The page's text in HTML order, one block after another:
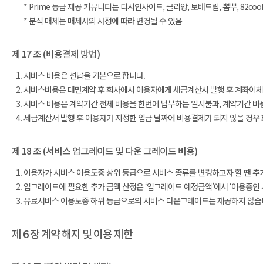
* Prime 등급 제공 커뮤니티는 디시인사이드, 클리앙, 보배드림, 뽐뿌,
* 분석 매체는 매체사의 사정에 따라 변경될 수 있음
제 17 조 (비용결제 방법)
서비스 비용은 선납을 기본으로 합니다.
서비스비용은 대면계약 후 회사에서 이용자에게 세금계산서 발행 후 계좌이
서비스 비용은 계약기간 전체 비용을 한번에 납부하는 일시불과, 계약기간
세금계산서 발행 후 이용자가 지정한 입금 날짜에 비용결제가 되지 않을 경
제 18 조 (서비스 업그레이드 및 다운 그레이드 비용)
이용자가 서비스 이용도중 상위 등급으로 서비스 종류를 변경하고자 할 땐
업그레이드에 필요한 추가 금액 산정은 ‘업그레이드 예정금액’에서 ‘이용중
유료서비스 이용도중 하위 등급으로의 서비스 다운그레이드는 제공하지 않
제 6 장 계약 해지 및 이용 제한